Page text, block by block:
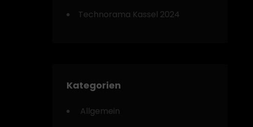
Technorama Kassel 2024
Kategorien
Allgemein